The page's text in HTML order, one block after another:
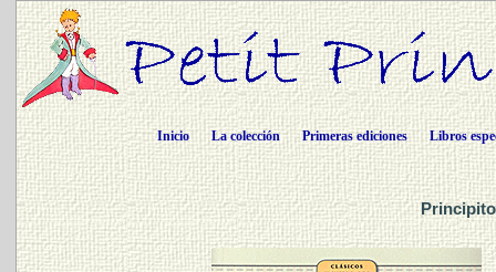
Inicio La colección Primeras ediciones Libros